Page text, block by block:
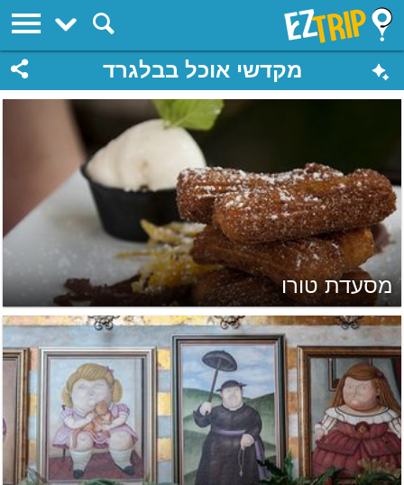
EZTrip
מקדשי אוכל בבלגרד
מסעדת טורו